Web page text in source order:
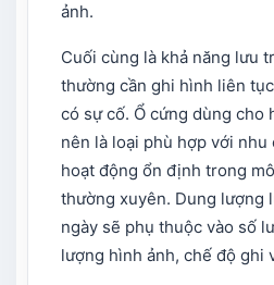
ảnh.
Cuối cùng là khả năng lưu
thường cần ghi hình liên
có sự cố. Ổ cứng dùng cho
nên là loại phù hợp với nhu
hoạt động ổn định trong
thường xuyên. Dung lượng
ngày sẽ phụ thuộc vào số
lượng hình ảnh, chế độ ghi